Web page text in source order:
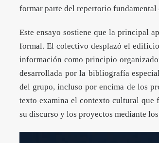
formar parte del repertorio
Este ensayo sostiene que la principal
formal. El colectivo desplazó el
información como principio
desarrollada por la bibliografía
del grupo, incluso por encima de los
texto examina el contexto cultural que
su discurso y los proyectos mediante